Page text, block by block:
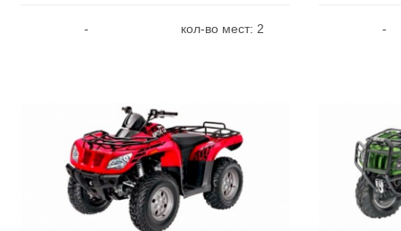
- кол-во мест: 2 -